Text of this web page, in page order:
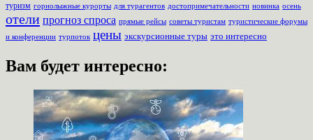
туризм горнолыжные курорты для турагентов достопримечательности новинка осень
отели прогноз спроса прямые рейсы советы туристам туристические форумы
и конференции турпоток цены экскурсионные туры это интересно
Вам будет интересно: